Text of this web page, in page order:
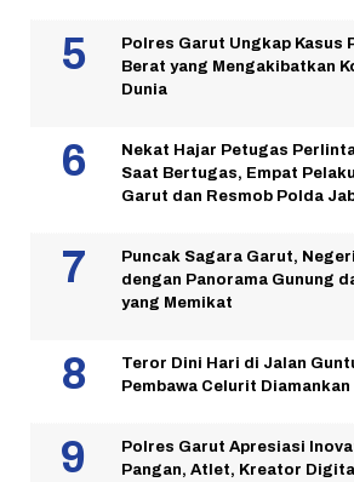
Polres Garut Ungkap Kasus
Berat yang Mengakibatkan
Dunia
Nekat Hajar Petugas
Saat Bertugas, Empat
Garut dan Resmob Polda
Puncak Sagara Garut,
dengan Panorama Gunung
yang Memikat
Teror Dini Hari di Jalan
Pembawa Celurit
Polres Garut Apresiasi
Pangan, Atlet, Kreator